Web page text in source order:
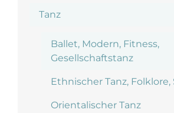
Tanz
Ballet, Modern, Fitness,
Gesellschaftstanz
Ethnischer Tanz, Folklore,
Orientalischer Tanz